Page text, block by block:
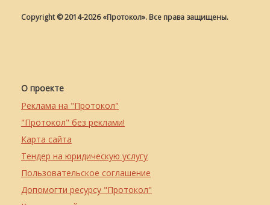
Copyright © 2014-2026 «Протокол». Все права защищены.
О проекте
Реклама на "Протокол"
"Протокол" без реклами!
Карта сайта
Тендер на юридическую услугу
Пользовательское соглашение
Допомогти ресурсу "Протокол"